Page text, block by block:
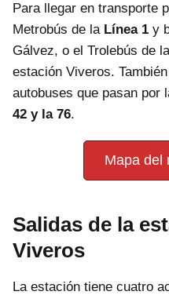
Para llegar en transporte
Metrobús de la Línea 1 y
Gálvez, o el Trolebús de
estación Viveros.
autobuses que pasan por
42 y la 76.
Mapa del
Salidas de la
Viveros
La estación tiene cuatro